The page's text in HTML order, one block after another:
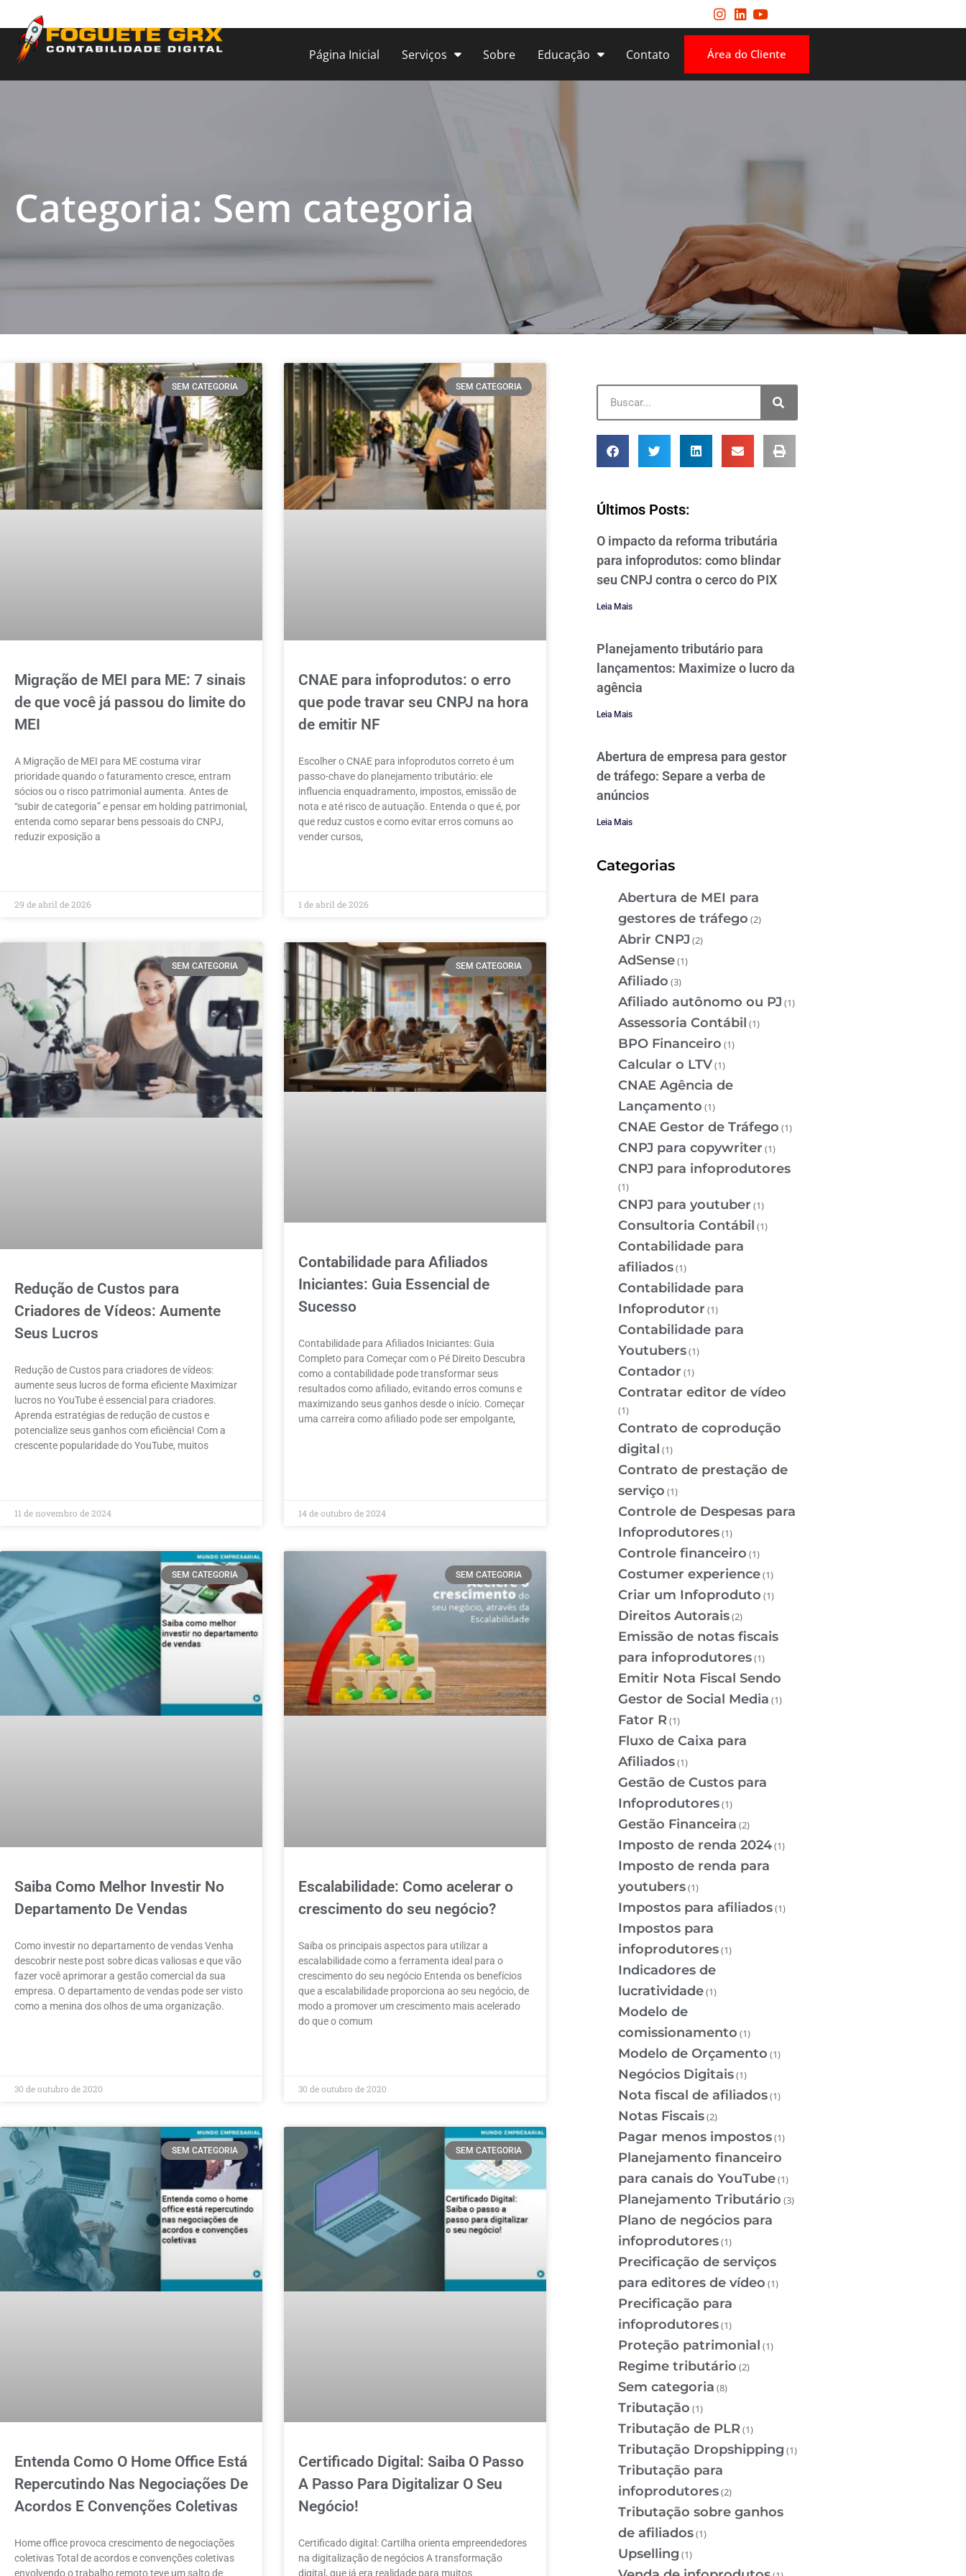
Página Inicial Serviços Sobre Educação Contato Área do Cliente
Categoria: Sem categoria
SEM CATEGORIA
Migração de MEI para ME: 7 sinais
de que você já passou do limite do
MEI
A Migração de MEI para ME costuma virar
prioridade quando o faturamento cresce, entram
sócios ou o risco patrimonial aumenta. Antes de
“subir de categoria” e pensar em holding patrimonial,
entenda como separar bens pessoais do CNPJ,
reduzir exposição a
29 de abril de 2026
SEM CATEGORIA
CNAE para infoprodutos: o erro
que pode travar seu CNPJ na hora
de emitir NF
Escolher o CNAE para infoprodutos correto é um
passo-chave do planejamento tributário: ele
influencia enquadramento, impostos, emissão de
nota e até risco de autuação. Entenda o que é, por
que reduz custos e como evitar erros comuns ao
vender cursos,
1 de abril de 2026
SEM CATEGORIA
Redução de Custos para
Criadores de Vídeos: Aumente
Seus Lucros
Redução de Custos para criadores de vídeos:
aumente seus lucros de forma eficiente Maximizar
lucros no YouTube é essencial para criadores.
Aprenda estratégias de redução de custos e
potencialize seus ganhos com eficiência! Com a
crescente popularidade do YouTube, muitos
11 de novembro de 2024
SEM CATEGORIA
Contabilidade para Afiliados
Iniciantes: Guia Essencial de
Sucesso
Contabilidade para Afiliados Iniciantes: Guia
Completo para Começar com o Pé Direito Descubra
como a contabilidade pode transformar seus
resultados como afiliado, evitando erros comuns e
maximizando seus ganhos desde o início. Começar
uma carreira como afiliado pode ser empolgante,
14 de outubro de 2024
SEM CATEGORIA
Saiba Como Melhor Investir No
Departamento De Vendas
Como investir no departamento de vendas Venha
descobrir neste post sobre dicas valiosas e que vão
fazer você aprimorar a gestão comercial da sua
empresa. O departamento de vendas pode ser visto
como a menina dos olhos de uma organização.
30 de outubro de 2020
SEM CATEGORIA
Escalabilidade: Como acelerar o
crescimento do seu negócio?
Saiba os principais aspectos para utilizar a
escalabilidade como a ferramenta ideal para o
crescimento do seu negócio Entenda os benefícios
que a escalabilidade proporciona ao seu negócio, de
modo a promover um crescimento mais acelerado
do que o comum
30 de outubro de 2020
SEM CATEGORIA
Entenda Como O Home Office Está
Repercutindo Nas Negociações De
Acordos E Convenções Coletivas
Home office provoca crescimento de negociações
coletivas Total de acordos e convenções coletivas
envolvendo o trabalho remoto teve um salto de
SEM CATEGORIA
Certificado Digital: Saiba O Passo
A Passo Para Digitalizar O Seu
Negócio!
Certificado digital: Cartilha orienta empreendedores
na digitalização de negócios A transformação
digital, que já era realidade para muitos
Últimos Posts:
O impacto da reforma tributária
para infoprodutos: como blindar
seu CNPJ contra o cerco do PIX
Leia Mais
Planejamento tributário para
lançamentos: Maximize o lucro da
agência
Leia Mais
Abertura de empresa para gestor
de tráfego: Separe a verba de
anúncios
Leia Mais
Categorias
Abertura de MEI para
gestores de tráfego (2)
Abrir CNPJ (2)
AdSense(1)
Afiliado (3)
Afiliado autônomo ou PJ (1)
Assessoria Contábil (1)
BPO Financeiro (1)
Calcular o LTV(1)
CNAE Agência de
Lançamento (1)
CNAE Gestor de Tráfego (1)
CNPJ para copywriter (1)
CNPJ para infoprodutores
(1)
CNPJ para youtuber (1)
Consultoria Contábil (1)
Contabilidade para
afiliados(1)
Contabilidade para
Infoprodutor (1)
Contabilidade para
Youtubers(1)
Contador (1)
Contratar editor de vídeo
(1)
Contrato de coprodução
digital (1)
Contrato de prestação de
serviço (1)
Controle de Despesas para
Infoprodutores(1)
Controle financeiro (1)
Costumer experience(1)
Criar um Infoproduto (1)
Direitos Autorais(2)
Emissão de notas fiscais
para infoprodutores(1)
Emitir Nota Fiscal Sendo
Gestor de Social Media (1)
Fator R(1)
Fluxo de Caixa para
Afiliados(1)
Gestão de Custos para
Infoprodutores(1)
Gestão Financeira (2)
Imposto de renda 2024(1)
Imposto de renda para
youtubers(1)
Impostos para afiliados(1)
Impostos para
infoprodutores(1)
Indicadores de
lucratividade(1)
Modelo de
comissionamento (1)
Modelo de Orçamento (1)
Negócios Digitais(1)
Nota fiscal de afiliados(1)
Notas Fiscais(2)
Pagar menos impostos(1)
Planejamento financeiro
para canais do YouTube(1)
Planejamento Tributário (3)
Plano de negócios para
infoprodutores(1)
Precificação de serviços
para editores de vídeo (1)
Precificação para
infoprodutores(1)
Proteção patrimonial (1)
Regime tributário (2)
Sem categoria (8)
Tributação (1)
Tributação de PLR(1)
Tributação Dropshipping (1)
Tributação para
infoprodutores(2)
Tributação sobre ganhos
de afiliados(1)
Upselling (1)